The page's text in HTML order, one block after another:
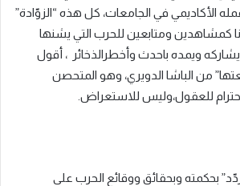
الأكاديمي في الجامعات، كل هذه “الزوّادة”
كمشاهدين ومتابعين للحرب التي يشنها
يشاركه ويمده باحدث وأخطرالذخائر ، أقول
من الباشا الدويري، وهو المتحصن
للعقول،وليس للاستعراض
بحكمته وبحقائق ووقائع الحرب على